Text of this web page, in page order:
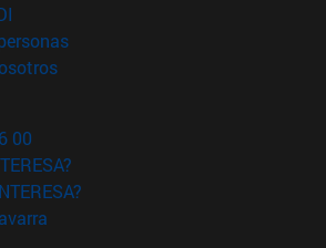
(abre en nueva ventana)
(abre en nueva ventana)
00